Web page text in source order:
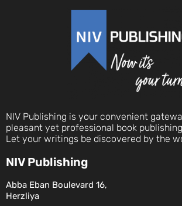
NIV Publishing is your convenient
pleasant yet professional book
Let your writings be discovered by the
NIV Publishing
Abba Eban Boulevard 16,
Herzliya